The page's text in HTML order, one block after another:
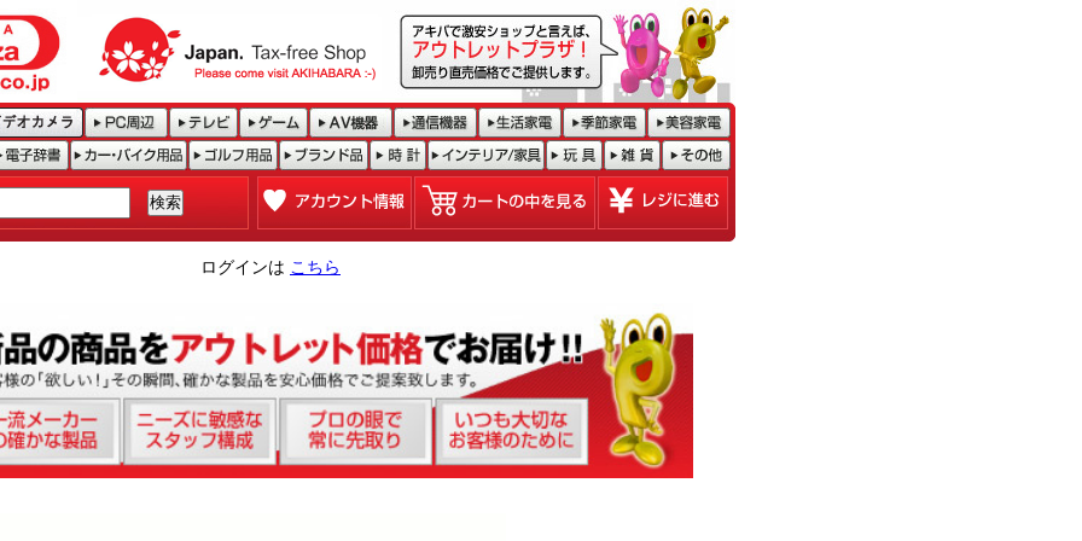
ログインは こちら